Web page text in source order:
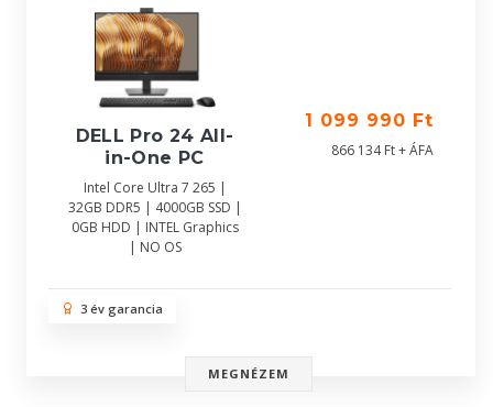
DELL Pro 24 All-
in-One PC
Intel Core Ultra 7 265 |
32GB DDR5 | 4000GB SSD |
0GB HDD | INTEL Graphics
| NO OS
1 099 990 Ft
866 134 Ft + ÁFA
3 év garancia
MEGNÉZEM